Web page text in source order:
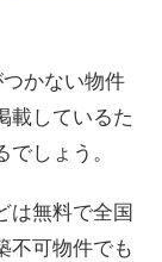
かない物件
載しているた
しょう。
は無料で全国
不可物件でも